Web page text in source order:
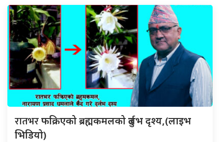
रातभरफक्रिएको ब्रह्मकमलको दुर्लभ दृश्य,(लाइभ
भिडियो)